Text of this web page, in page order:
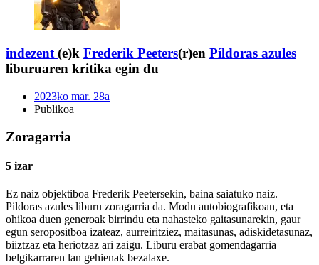
indezent (e)k Frederik Peeters(r)en Píldoras azules
liburuaren kritika egin du
2023ko mar. 28a
Publikoa
Zoragarria
5 izar
Ez naiz objektiboa Frederik Peetersekin, baina saiatuko naiz.
Pildoras azules liburu zoragarria da. Modu autobiografikoan, eta
ohikoa duen generoak birrindu eta nahasteko gaitasunarekin, gaur
egun seropositboa izateaz, aurreiritziez, maitasunas, adiskidetasunaz,
biiztzaz eta heriotzaz ari zaigu. Liburu erabat gomendagarria
belgikarraren lan gehienak bezalaxe.